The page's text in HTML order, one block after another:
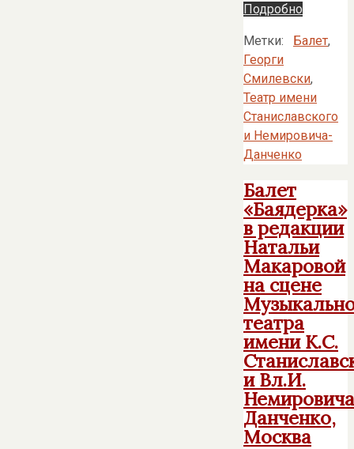
Подробно
Метки: Балет,
Георги
Смилевски,
Театр имени
Станиславского
и Немировича-
Данченко
Балет
«Баядерка»
в редакции
Натальи
Макаровой
на сцене
театра
имени К.С.
и Вл.И.
Данченко,
Москва